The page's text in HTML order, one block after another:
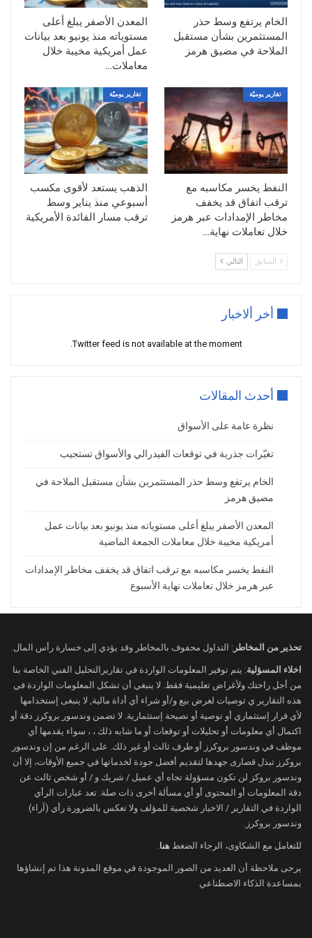
زيلينسكي وقادة فرنسا وألمانيا وبريطانيا في
لندن. ويُرجّح أن يؤدي إحراز تقدم في هذه
المحادثات إلى رفع العقوبات الدولية عن
الشركات الروسية وإتاحة كميات إضافية من
الإمدادات النفطية
وقال أندرو ليبو، رئيس شركة “ليبو أسوشيتس”
لاستشارات النفط: “الكثيرون في السوق لا
يشعرون بأن روسيا جادة بشأن اتفاق سلام،
وأنها ببساطة تشتري الوقت”. وتأتي هذه
المخاوف في وقت انقطعت فيه الكهرباء عن
نحو نصف سكان العاصمة كييف نتيجة الهجمات
الروسية الأخيرة على البنية التحتية للطاقة,
وفي مسعى للحد من إيرادات النفط الروسي،
تبحث مجموعة السبع والاتحاد الأوروبي
استبدال سقف أسعار صادرات النفط الروسي
لمصادر مطلعة,كما كانت ارتفاع شحنات النفط
منتصف أغسطس وما تزال في ازدياد، يواصل
العقوبات الأميركية المفروضة على روسنفت
ولوك أويل
الطاقة الدولية إشارات مهمة حول توقعات
الإمدادات العالمية. وقال كلفن وونغ، كبير
محللي السوق في “أواندا”: “المحرك المقبل
للسوق سيكون على الأرجح تقرير ديسمبر
للوكالة، الذي أشار سابقًا إلى فائض قياسي
في سوق النفط عام 2026. وإذا استمرت
الوكالة في التحذير من مخاطر الفائض، فقد
يضغط ذلك على أسعار خام غرب تكساس
وفي الولايات المتحدة، توقعت بيانات أولية
انخفاض مخزونات النفط الخام خلال الأسبوع
الماضي، بينما يُرجّح ارتفاع مخزونات نواتج
التقطير والبنزين. ومن المقرر صدور تقارير
أسبوعية من معهد البترول الأميركي يوم
الثلاثاء، ومن إدارة معلومات الطاقة يوم
الأربعاء
كما تترقب الأسواق قرار الاحتياطي الفيدرالي
المقرر يوم الأربعاء، مع تسعير احتمالات بنسبة
87% لخفض الفائدة بمقدار ربع نقطة مئوية.
وعادةً ما تُعد أسعار الفائدة المنخفضة داعمة
للطلب على النفط بسبب تراجع تكاليف
الاقتراض، لكن بعض المحللين دعوا إلى الحذر
بشأن مدى تأثير ذلك على الأسعار في الوقت
الخام يرتفع وسط حذر
المستثمرين بشأن مستقبل
الملاحة في مضيق هرمز
المعدن الأصفر يبلغ أعلى
مستوياته منذ يونيو بعد بيانات
عمل أمريكية مخيبة خلال
معاملات…
تقارير يوميّة
النفط يخسر مكاسبه مع
ترقب اتفاق قد يخفف
مخاطر الإمدادات عبر هرمز
خلال تعاملات نهاية…
تقارير يوميّة
الذهب يستعد لأقوى مكسب
أسبوعي منذ يناير وسط
ترقب مسار الفائدة الأمريكية
السابق التالي
أخر ألاخبار
Twitter feed is not available at the moment.
أحدث المقالات
نظرة عامة على الأسواق
تغيّرات جذرية في توقعات الفيدرالي والأسواق تستجيب
الخام يرتفع وسط حذر المستثمرين بشأن مستقبل الملاحة في
مضيق هرمز
المعدن الأصفر يبلغ أعلى مستوياته منذ يونيو بعد بيانات عمل
أمريكية مخيبة خلال معاملات الجمعة الماضية
النفط يخسر مكاسبه مع ترقب اتفاق قد يخفف مخاطر الإمدادات
عبر هرمز خلال تعاملات نهاية الأسبوع
تحذير من المخاطر : التداول محفوف بالمخاطر وقد يؤدي إلى خسارة رأس المال.
اخلاء المسؤلية: يتم توفير المعلومات الواردة في تقاريرالتحليل الفني الخاصة بنا
من أجل راحتك ولأغراض تعليمية فقط. لا ينبغي أن تشكل المعلومات الواردة في
هذه التقارير ي توصيات لغرض بيع و/أو شراء أي أداة مالية, لا ينبغى إستخدامها
لأي قرار إستثماري أو توصية أو نصيحة إستثمارية. لا تضمن وندسور بروكرز دقة أو
اكتمال أي معلومات أو تحليلات أو توقعات أو ما شابه ذلك ، ، سواء يقدمها أي
موظف في وندسور بروكرز أو طرف ثالث أو غير ذلك. على الرغم من إن وندسور
بروكرز تبذل قصارى جهدها لتقديم أفضل جودة لخدماتها في جميع الأوقات، إلا أن
وندسور بروكز لن تكون مسؤولة تجاه أي عميل / شريك و / أو شخص ثالث عن
دقة المعلومات أو المحتوى أو أي مسألة أخرى ذات صلة. تعد عبارات الرأي
الواردة في التقارير / الاخبار شخصية للمؤلف ولا تعكس بالضرورة رأي (آراء)
وندسور بروكرز.
للتعامل مع الشكاوى، الرجاء الضغط هنا
يرجى ملاحظة أن العديد من الصور الموجودة في موقع المدونة هذا تم إنشاؤها
بمساعدة الذكاء الاصطناعي